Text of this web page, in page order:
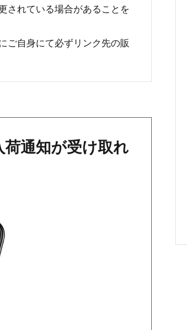
されている場合があることを
ご自身にて必ずリンク先の販
通知が受け取れ